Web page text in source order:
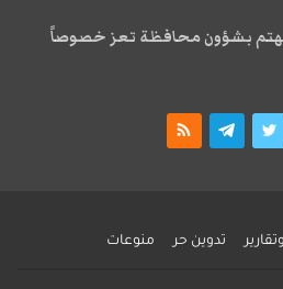
يهتم بشؤون محافظة تعز خصوصاً
تدوين حر منوعات